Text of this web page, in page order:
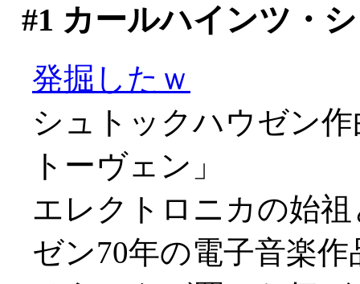
#1 カールハインツ・
発掘したｗ
シュトックハウゼン
トーヴェン」
エレクトロニカの始
ゼン70年の電子音楽作